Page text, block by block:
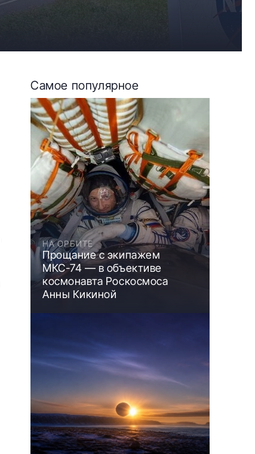
Самое популярное
НА ОРБИТЕ
Прощание с экипажем
МКС-74 — в объективе
космонавта Роскосмоса
Анны Кикиной